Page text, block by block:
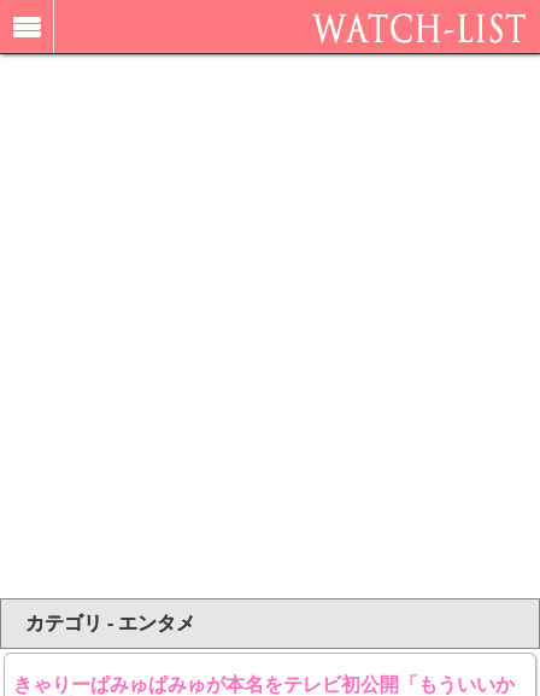
カテゴリ - エンタメ
きゃりーぱみゅぱみゅが本名をテレビ初公開「もういいか